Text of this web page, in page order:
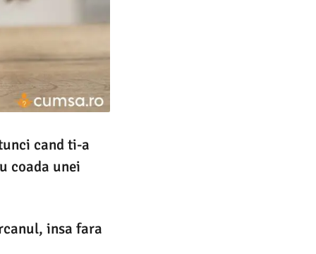
cand ti-a
coada unei
insa fara